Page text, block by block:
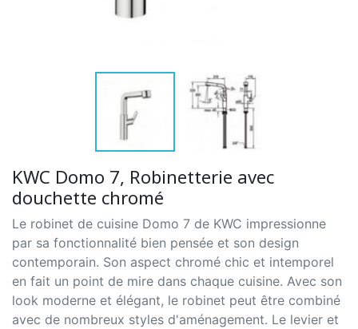
KWC Domo 7, Robinetterie avec
douchette chromé
Le robinet de cuisine Domo 7 de KWC impressionne
par sa fonctionnalité bien pensée et son design
contemporain. Son aspect chromé chic et intemporel
en fait un point de mire dans chaque cuisine. Avec son
look moderne et élégant, le robinet peut être combiné
avec de nombreux styles d'aménagement. Le levier et